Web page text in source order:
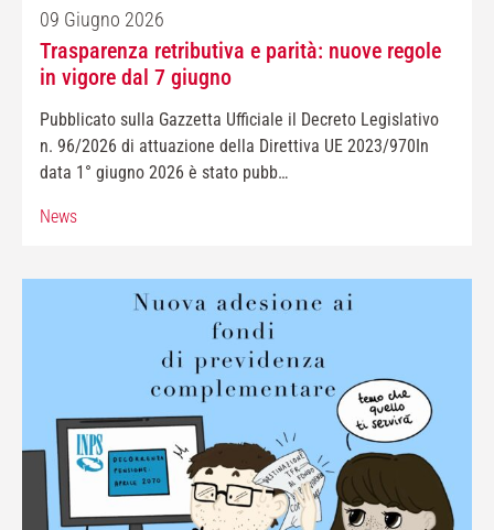
09 Giugno 2026
Trasparenza retributiva e parità: nuove regole
in vigore dal 7 giugno
Pubblicato sulla Gazzetta Ufficiale il Decreto Legislativo
n. 96/2026 di attuazione della Direttiva UE 2023/970In
data 1° giugno 2026 è stato pubb…
News